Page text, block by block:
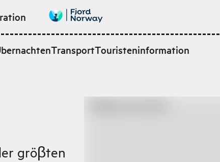
TransportTouristeninformation
gröβten